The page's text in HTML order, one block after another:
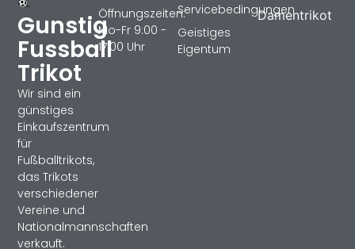
Gunstig
Fussball
Trikot
Wir sind ein
günstiges
Einkaufszentrum
für
Fußballtrikots,
das Trikots
verschiedener
Vereine und
Nationalmannschaften
verkauft.
Damentrikot
Servicebedingungen
Geistiges
Eigentum
Öffnungszeiten:
Mo-Fr 9:00 -
17:00 Uhr